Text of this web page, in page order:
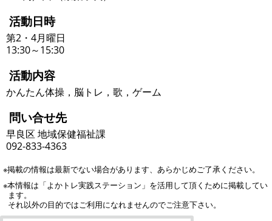
活動日時
第2・4月曜日
13:30～15:30
活動内容
かんたん体操，脳トレ，歌，ゲーム
問い合せ先
早良区 地域保健福祉課
092-833-4363
※掲載の情報は最新でない場合があります、あらかじめご了承ください。
※本情報は「よかトレ実践ステーション」を活用して頂くために掲載してい
ます。
それ以外の目的ではご利用になれませんのでご注意下さい。